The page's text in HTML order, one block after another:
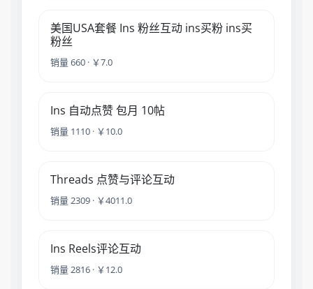
美国USA套餐 Ins 粉丝互动 ins买粉 ins买
粉丝
销量 660 · ￥7.0
Ins 自动点赞 包月 10帖
销量 1110 · ￥10.0
Threads 点赞与评论互动
销量 2309 · ￥4011.0
Ins Reels评论互动
销量 2816 · ￥12.0